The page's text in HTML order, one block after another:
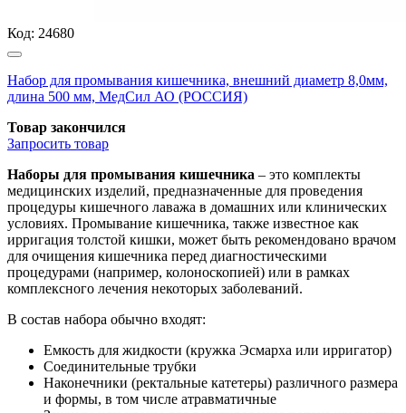
Код: 24680
Набор для промывания кишечника, внешний диаметр 8,0мм,
длина 500 мм, МедСил АО (РОССИЯ)
Товар закончился
Запросить товар
Наборы для промывания кишечника – это комплекты
медицинских изделий, предназначенные для проведения
процедуры кишечного лаважа в домашних или клинических
условиях. Промывание кишечника, также известное как
ирригация толстой кишки, может быть рекомендовано врачом
для очищения кишечника перед диагностическими
процедурами (например, колоноскопией) или в рамках
комплексного лечения некоторых заболеваний.
В состав набора обычно входят:
Емкость для жидкости (кружка Эсмарха или ирригатор)
Соединительные трубки
Наконечники (ректальные катетеры) различного размера
и формы, в том числе атравматичные